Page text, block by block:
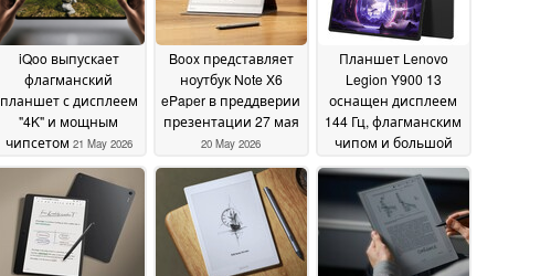
iQoo выпускает
флагманский
планшет с дисплеем
"4K" и мощным
чипсетом 21 May 2026
Boox представляет
ноутбук Note X6
ePaper в преддверии
презентации 27 мая
20 May 2026
Планшет Lenovo
Legion Y900 13
оснащен дисплеем
144 Гц, флагманским
чипом и большой
20 May 2026